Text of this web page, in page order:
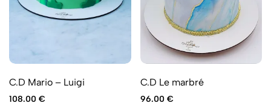
C.D Mario – Luigi
108.00 €
C.D Le marbré
96.00 €